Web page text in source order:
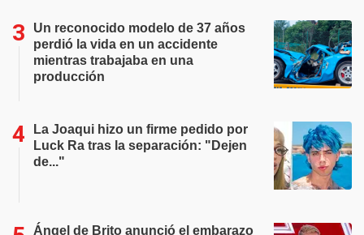
Un reconocido modelo de 37 años
perdió la vida en un accidente
mientras trabajaba en una
producción
La Joaqui hizo un firme pedido por
Luck Ra tras la separación: "Dejen
de..."
Ángel de Brito anunció el embarazo